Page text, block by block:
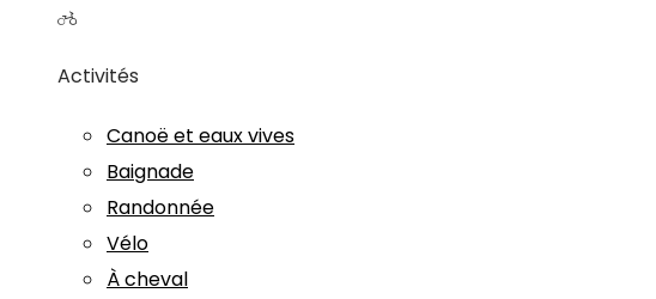
Activités
Canoë et eaux vives
Baignade
Randonnée
Vélo
À cheval